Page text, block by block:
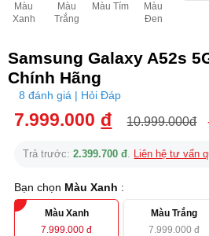
Màu
Xanh
Màu
Trắng
Màu Tím
Màu
Đen
Samsung Galaxy A52s
Chính Hãng
8 đánh giá | Hỏi Đáp
7.999.000 đ 10.999.000đ
Trả trước:2.399.700 đ. Liên hệ tư vấn
Bạn chọn Màu Xanh :
Màu Xanh
7.999.000 đ
Màu Trắng
7.999.000 đ